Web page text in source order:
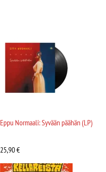
Eppu Normaali: Syvään päähän (LP)
25,90€